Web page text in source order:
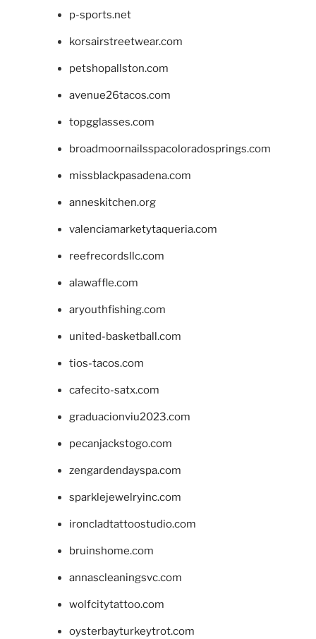
p-sports.net
korsairstreetwear.com
petshopallston.com
avenue26tacos.com
topgglasses.com
broadmoornailsspacoloradosprings.com
missblackpasadena.com
anneskitchen.org
valenciamarketytaqueria.com
reefrecordsllc.com
alawaffle.com
aryouthfishing.com
united-basketball.com
tios-tacos.com
cafecito-satx.com
graduacionviu2023.com
pecanjackstogo.com
zengardendayspa.com
sparklejewelryinc.com
ironcladtattoostudio.com
bruinshome.com
annascleaningsvc.com
wolfcitytattoo.com
oysterbayturkeytrot.com